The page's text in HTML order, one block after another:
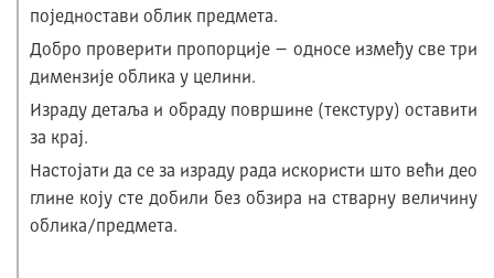
поједностави облик предмета.
Добро проверити пропорције – односе између све три
димензије облика у целини.
Израду детаља и обраду површине (текстуру) оставити
за крај.
Настојати да се за израду рада искористи што већи део
глине коју сте добили без обзира на стварну величину
облика/предмета.